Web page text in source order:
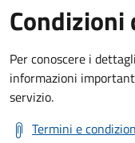
Condizioni
Per conoscere i
informazioni
servizio.
Termini e